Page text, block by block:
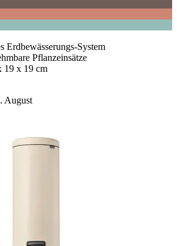
Erdbewässerungs-System
Pflanzeinsätze
19 x 19 cm
August